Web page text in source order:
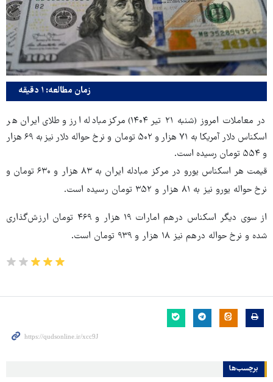
زمان مطالعه: ۱ دقیقه
در معاملات امروز (شنبه ۲۱ تیر ۱۴۰۴) مرکز مبادله ارز و طلای ایران هر
اسکناس دلار آمریکا به ۷۱ هزار و ۵۰۲ تومان و نرخ حواله دلار نیز به ۶۹ هزار
و ۵۵۴ تومان رسیده است.
قیمت هر اسکناس یورو در مرکز مبادله ایران به ۸۳ هزار و ۶۳۰ تومان و
نرخ حواله یورو نیز به ۸۱ هزار و ۳۵۲ تومان رسیده است.
از سوی دیگر اسکناس درهم امارات ۱۹ هزار و ۴۶۹ تومان ارزش‌گذاری
شده و نرخ حواله درهم نیز ۱۸ هزار و ۹۳۹ تومان است.
برچسب‌ها